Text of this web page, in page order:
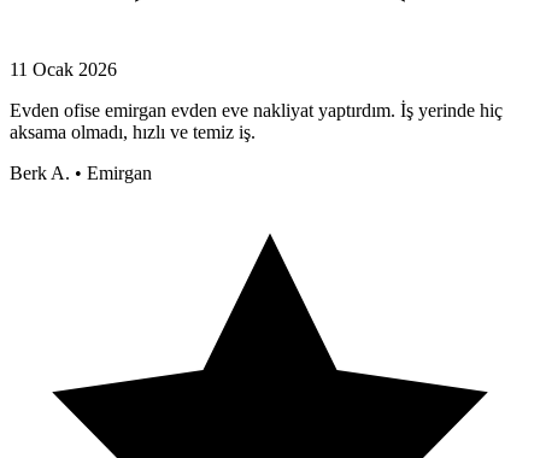
11 Ocak 2026
Evden ofise emirgan evden eve nakliyat yaptırdım. İş yerinde hiç
aksama olmadı, hızlı ve temiz iş.
Berk A. • Emirgan